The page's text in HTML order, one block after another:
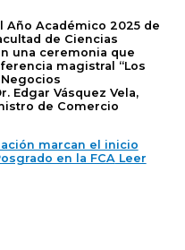
Año Académico 2025 de
de Ciencias
una ceremonia que
magistral “Los
Edgar Vásquez Vela,
de Comercio
marcan el inicio
en la FCA Leer